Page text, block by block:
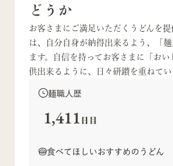
どうか
お客さまにご満足いただくうどんを
は、自分自身が納得出来るよう、「
ます。自信を持ってお客さまに「おい
供出来るように、日々研鑚を重ねてい
麺職人歴
1,411 日目
食べてほしいおすすめのうどん